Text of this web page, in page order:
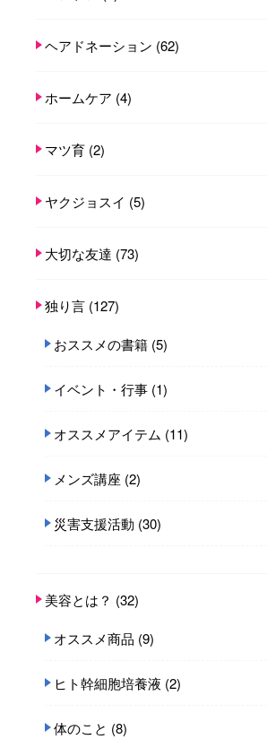
ヘアドネーション (62)
ホームケア (4)
マツ育 (2)
ヤクジョスイ (5)
大切な友達 (73)
独り言 (127)
おススメの書籍 (5)
イベント・行事 (1)
オススメアイテム (11)
メンズ講座 (2)
災害支援活動 (30)
美容とは？ (32)
オススメ商品 (9)
ヒト幹細胞培養液 (2)
体のこと (8)